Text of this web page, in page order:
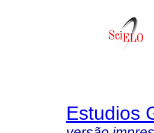
Estudios